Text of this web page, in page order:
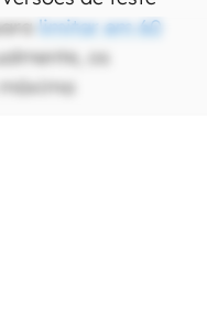
limitar em 60
os